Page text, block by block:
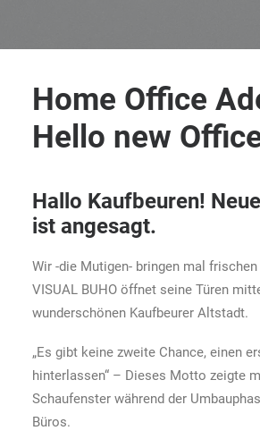
Home Office
Hello new
Hallo Kaufbeuren!
ist angesagt.
Wir -die Mutigen- bringen mal
VISUAL BUHO öffnet seine Türen
wunderschönen Kaufbeurer Altstadt.
„Es gibt keine zweite Chance, einen
hinterlassen“ – Dieses Motto zeigte
Schaufenster während der
Büros.